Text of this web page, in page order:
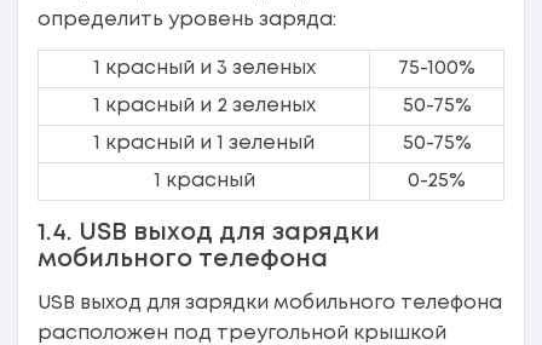
определить уровень заряда:
1 красный и 3 зеленых 75-100%
1 красный и 2 зеленых 50-75%
1 красный и 1 зеленый 50-75%
1 красный 0-25%
1.4. USB выход для зарядки
мобильного телефона
USB выход для зарядки мобильного телефона
расположен под треугольной крышкой